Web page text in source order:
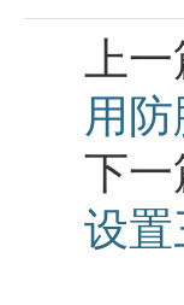
上
用
下一
设置